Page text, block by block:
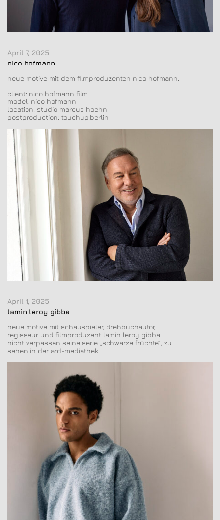
April 7, 2025
nico hofmann
neue motive mit dem filmproduzenten nico hofmann.
client: nico hofmann film
model: nico hofmann
location: studio marcus hoehn
postproduction: touchup.berlin
April 1, 2025
lamin leroy gibba
neue motive mit schauspieler, drehbuchautor,
regisseur und filmproduzent lamin leroy gibba.
nicht verpassen seine serie „schwarze früchte“, zu
sehen in der ard-mediathek.